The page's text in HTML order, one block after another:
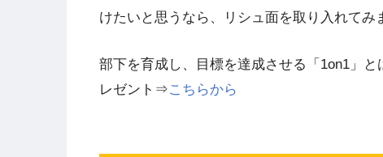
けたいと思うなら、リシュ面を取り入れてみ
部下を育成し、目標を達成させる「1on1」
レゼント⇒こちらから